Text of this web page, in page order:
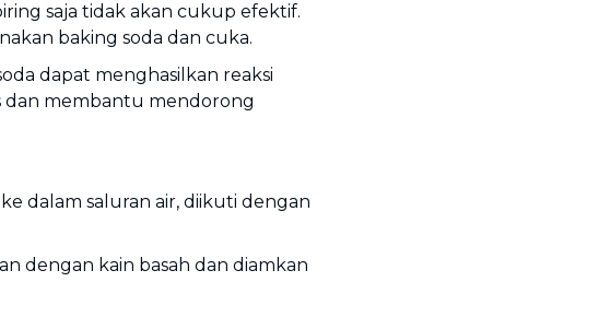
saja tidak akan cukup efektif.
baking soda dan cuka.
dapat menghasilkan reaksi
dan membantu mendorong
dalam saluran air, diikuti dengan
dengan kain basah dan diamkan